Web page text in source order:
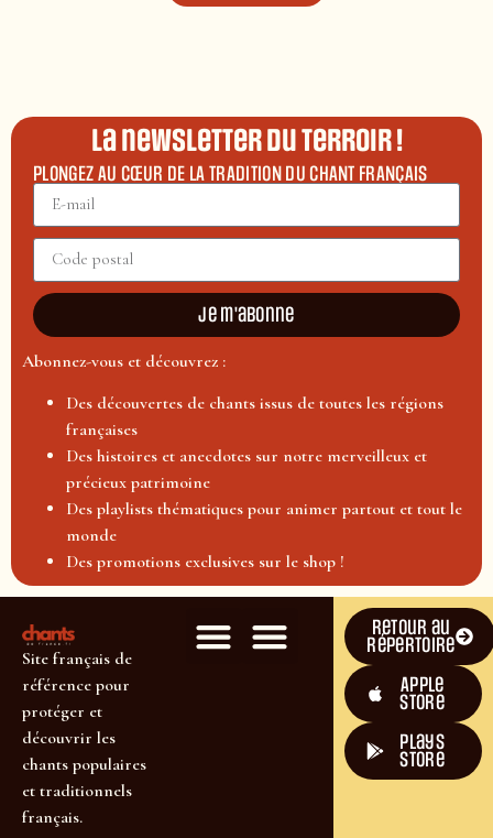
La newsletter du terroir !
PLONGEZ AU CŒUR DE LA TRADITION DU CHANT FRANÇAIS
Je m'abonne
Abonnez-vous et découvrez :
Des découvertes de chants issus de toutes les régions
françaises
Des histoires et anecdotes sur notre merveilleux et
précieux patrimoine
Des playlists thématiques pour animer partout et tout le
monde
Des promotions exclusives sur le shop !
Site français de
référence pour
protéger et
découvrir les
chants populaires
et traditionnels
français.
Retour au
répertoire
Apple
Store
plays
store